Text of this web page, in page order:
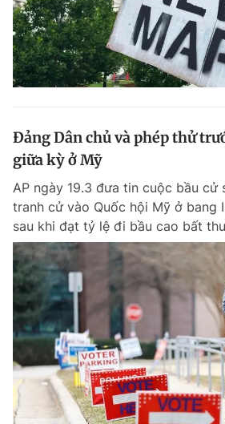
Đảng Dân chủ và phép thử
giữa kỳ ở Mỹ
AP ngày 19.3 đưa tin cuộc bầu cử
tranh cử vào Quốc hội Mỹ ở bang
sau khi đạt tỷ lệ đi bầu cao bất